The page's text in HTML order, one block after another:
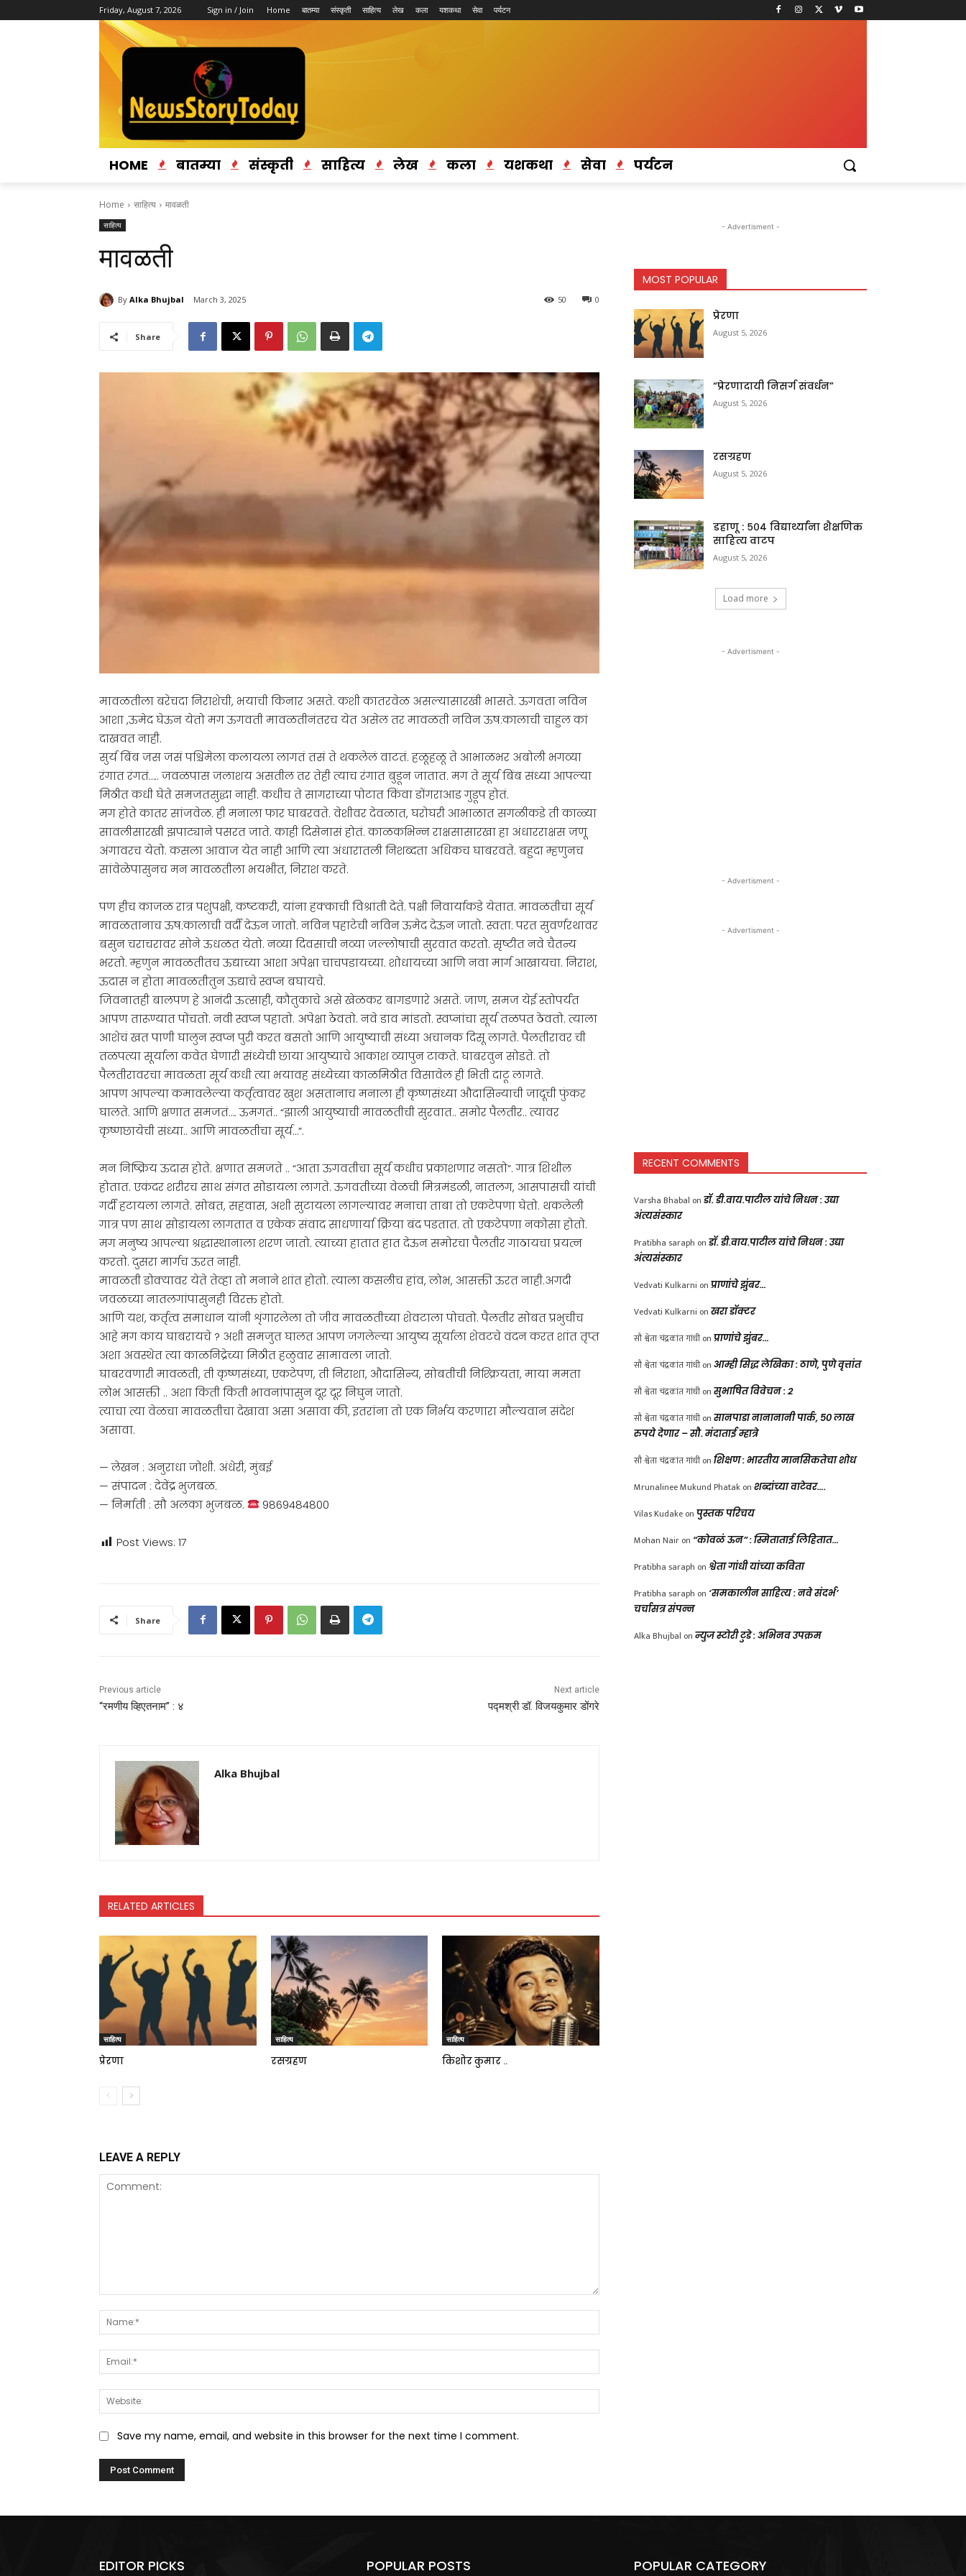
Friday, August 7, 2026 Sign in / Join Home बातम्या संस्कृती साहित्य लेख कला यशकथा सेवा पर्यटन
HOME बातम्या संस्कृती साहित्य लेख कला यशकथा सेवा पर्यटन
Home साहित्य मावळती
साहित्य
मावळती
By Alka Bhujbal March 3, 2025 0
50
Share
मावळतीला बरेचदा निराशेची, भयाची किनार असते. कशी कातरवेळ असल्यासारखी भासते. ऊगवता नविन
आशा ,ऊमेद घेऊन येतो मग ऊगवती मावळतीनंतरच येत असेल तर मावळती नविन ऊष:कालाची चाहुल कां
दाखवत नाही.
सुर्य बिंब जस जसं पश्चिमेला कलायला लागतं तसं ते थकलेलं वाटतं. हळूहळू ते आभाळभर अबोली भगव्या
रंगात रंगतं….. जवळपास जलाशय असतील तर तेही त्याच रंगात बुडून जातात. मग ते सूर्य बिंब संध्या आपल्या
मिठीत कधी घेते समजतसुद्धा नाही. कधीच ते सागराच्या पोटात किंवा डोंगराआड गुडूप होतं.
मग होते कातर सांजवेळ. ही मनाला फार घाबरवते. वेशीवर देवळात, घरोघरी आभाळात सगळीकडे ती काळ्या
सावलीसारखी झपाट्याने पसरत जाते. काही दिसेनासं होतं. काळकभिन्न राक्षसासारखा हा अंधारराक्षस जणू
अंगावरच येतो. कसला आवाज येत नाही आणि त्या अंधारातली निशब्दता अधिकच घाबरवते. बहुदा म्हणुनच
सांवेळेपासुनच मन मावळतीला भयभीत, निराश करते.
पण हीच काजळ रात्र पशुपक्षी, कष्टकरी, यांना हक्काची विश्रांती देते. पक्षी निवार्याकडे येतात. मावळतीचा सूर्य
मावळतानाच ऊष:कालाची वर्दी देऊन जातो. नविन पहाटेची नविन ऊमेद देऊन जातो. स्वता: परत सुवर्णरथावर
बसुन चराचरावर सोने ऊधळत येतो. नव्या दिवसाची नव्या जल्लोषाची सुरवात करतो. सृष्टीत नवे चैतन्य
भरतो. म्हणुन मावळतीतच ऊद्याच्या आशा अपेक्षा चाचपडायच्या. शोधायच्या आणि नवा मार्ग आखायचा. निराश,
ऊदास न होता मावळतीतुन ऊद्याचे स्वप्न बघायचे.
जिवनातही बालपण हे आनंदी ऊत्साही, कौतुकाचे असे खेळकर बागडणारे असते. जाण, समज येई स्तोपर्यंत
आपण तारूण्यात पोंचतो. नवी स्वप्न पहातो. अपेक्षा ठेवतो. नवे डाव मांडतो. स्वप्नांचा सूर्य तळपत ठेवतो. त्याला
आशेचं खत पाणी घालुन स्वप्न पुरी करत बसतो आणि आयुष्याची संध्या अचानक दिसू लागते. पैलतीरावर ची
तळपत्या सूर्याला कवेत घेणारी संध्येची छाया आयुष्याचे आकाश व्यापुन टाकते. घाबरवुन सोडते. तो
पैलतीरावरचा मावळता सूर्य कधी त्या भयावह संध्येच्या काळमिठीत विसावेल ही भिती दाटू लागते.
आपण आपल्या कमावलेल्या कर्तृत्वावर खुश असतानाच मनाला ही कृष्णसंध्या औदासिन्याची जादूची फुंकर
घालते. आणि क्षणात समजतं…. ऊमगतं.. “झाली आयुष्याची मावळतीची सुरवात.. समोर पैलतीर.. त्यावर
कृष्णछायेची संध्या.. आणि मावळतीचा सूर्य…”.
मन निष्क्रिय ऊदास होते. क्षणात समजते .. “आता ऊगवतीचा सूर्य कधीच प्रकाशणार नसतो”. गात्र शिथील
होतात. एकंदर शरीरच साथ संगत सोडायला लागते. ऊगवतीच्या वेळची मित्रमंडळी, नातलग, आसपासची यांची
गर्दी हटायला लागते. सोबत, सहवास, अशी सुटायला लागल्यावर मनाचा ताबा तो एकटेपणा घेतो. थकलेली
गात्र पण साथ सोडायला लागतात व एकेक संवाद साधणार्या क्रिया बंद पडतात. तो एकटेपणा नकोसा होतो.
मग मनुष्य आपल्या श्रद्धास्थानाला शरण जातो. त्याच्या हातात हात देऊन समोरचा पैलतीर गाठायचा प्रयत्न
करतो. दुसरा मार्गच ऊरत नाही.
मावळती डोक्यावर येते तेव्हा तो मनाने शांत होतो. त्याला कसलीच हांव, लोभ, आसक्ती ऊरत नाही.अगदी
जवळच्या नातलगांपासुनही विरक्त होतो.
आणि यश, कर्तृत्व समाधान यांनी शृंगारलेला तो जीव मावळतीच्या शेवटाला पोचतो. पैलतीर सोबत प्रभुचीच
आहे मग काय घाबरायचे ? अशी समजुत घालत आपण जगलेल्या आयुष्य सूर्याला शेवटचे वंदन करत शांत तृप्त
अशा अवस्थेत त्या काळनिद्रेच्या मिठीत हळुवार सामावला जातो.
घाबरवणारी मावळती, ती कृष्णसंध्या, एकटेपण, ती निराशा, औदासिन्य, सोबतीची निश्क्रियता, माया ममता
लोभ आसक्ती .. अशा किती किती भावनांपासुन दूर दूर निघुन जातो.
त्याचा त्या वेळचा मावळतीचा देखावा असा असावा की, इतरांना तो एक निर्भय करणारा मौल्यवान संदेश
असावा.
— लेखन : अनुराधा जोशी. अंधेरी, मुंबई
— संपादन : देवेंद्र भुजबळ.
— निर्माती : सौ अलका भुजबळ.
9869484800
Post Views: 17
Share
Previous article
“रमणीय व्हिएतनाम” : ४
Next article
पद्मश्री डॉ. विजयकुमार डोंगरे
Alka Bhujbal
RELATED ARTICLES
साहित्य
प्रेरणा
साहित्य
रसग्रहण
साहित्य
किशोर कुमार ..
LEAVE A REPLY
Save my name, email, and website in this browser for the next time I comment.
- Advertisment -
MOST POPULAR
प्रेरणा
August 5, 2026
“प्रेरणादायी निसर्ग संवर्धन”
August 5, 2026
रसग्रहण
August 5, 2026
डहाणू : ५०४ विद्यार्थ्यांना शैक्षणिक
साहित्य वाटप
August 5, 2026
Load more
- Advertisment -
- Advertisment -
- Advertisment -
RECENT COMMENTS
Varsha Bhabal on डॉ. डी.वाय.पाटील यांचे निधन : उद्या
अंत्यसंस्कार
Pratibha saraph on डॉ. डी.वाय.पाटील यांचे निधन : उद्या
अंत्यसंस्कार
Vedvati Kulkarni on प्राणांचे झुंबर…
Vedvati Kulkarni on खरा डॉक्टर
सौ श्वेता चंद्रकांत गांधी on प्राणांचे झुंबर…
सौ श्वेता चंद्रकांत गांधी on आम्ही सिद्ध लेखिका : ठाणे, पुणे वृत्तांत
सौ श्वेता चंद्रकांत गांधी on सुभाषित विवेचन : 2
सौ श्वेता चंद्रकांत गांधी on सानपाडा नानानानी पार्क, ५० लाख
रुपये देणार – सौ. मंदाताई म्हात्रे
सौ श्वेता चंद्रकांत गांधी on शिक्षण : भारतीय मानसिकतेचा शोध
Mrunalinee Mukund Phatak on शब्दांच्या वाटेवर….
Vilas Kudake on पुस्तक परिचय
Mohan Nair on “कोवळं ऊन” : स्मिताताई लिहितात…
Pratibha saraph on श्वेता गांधी यांच्या कविता
Pratibha saraph on ‘समकालीन साहित्य : नवे संदर्भ’
चर्चासत्र संपन्न
Alka Bhujbal on न्युज स्टोरी टुडे : अभिनव उपक्रम
EDITOR PICKS POPULAR POSTS POPULAR CATEGORY